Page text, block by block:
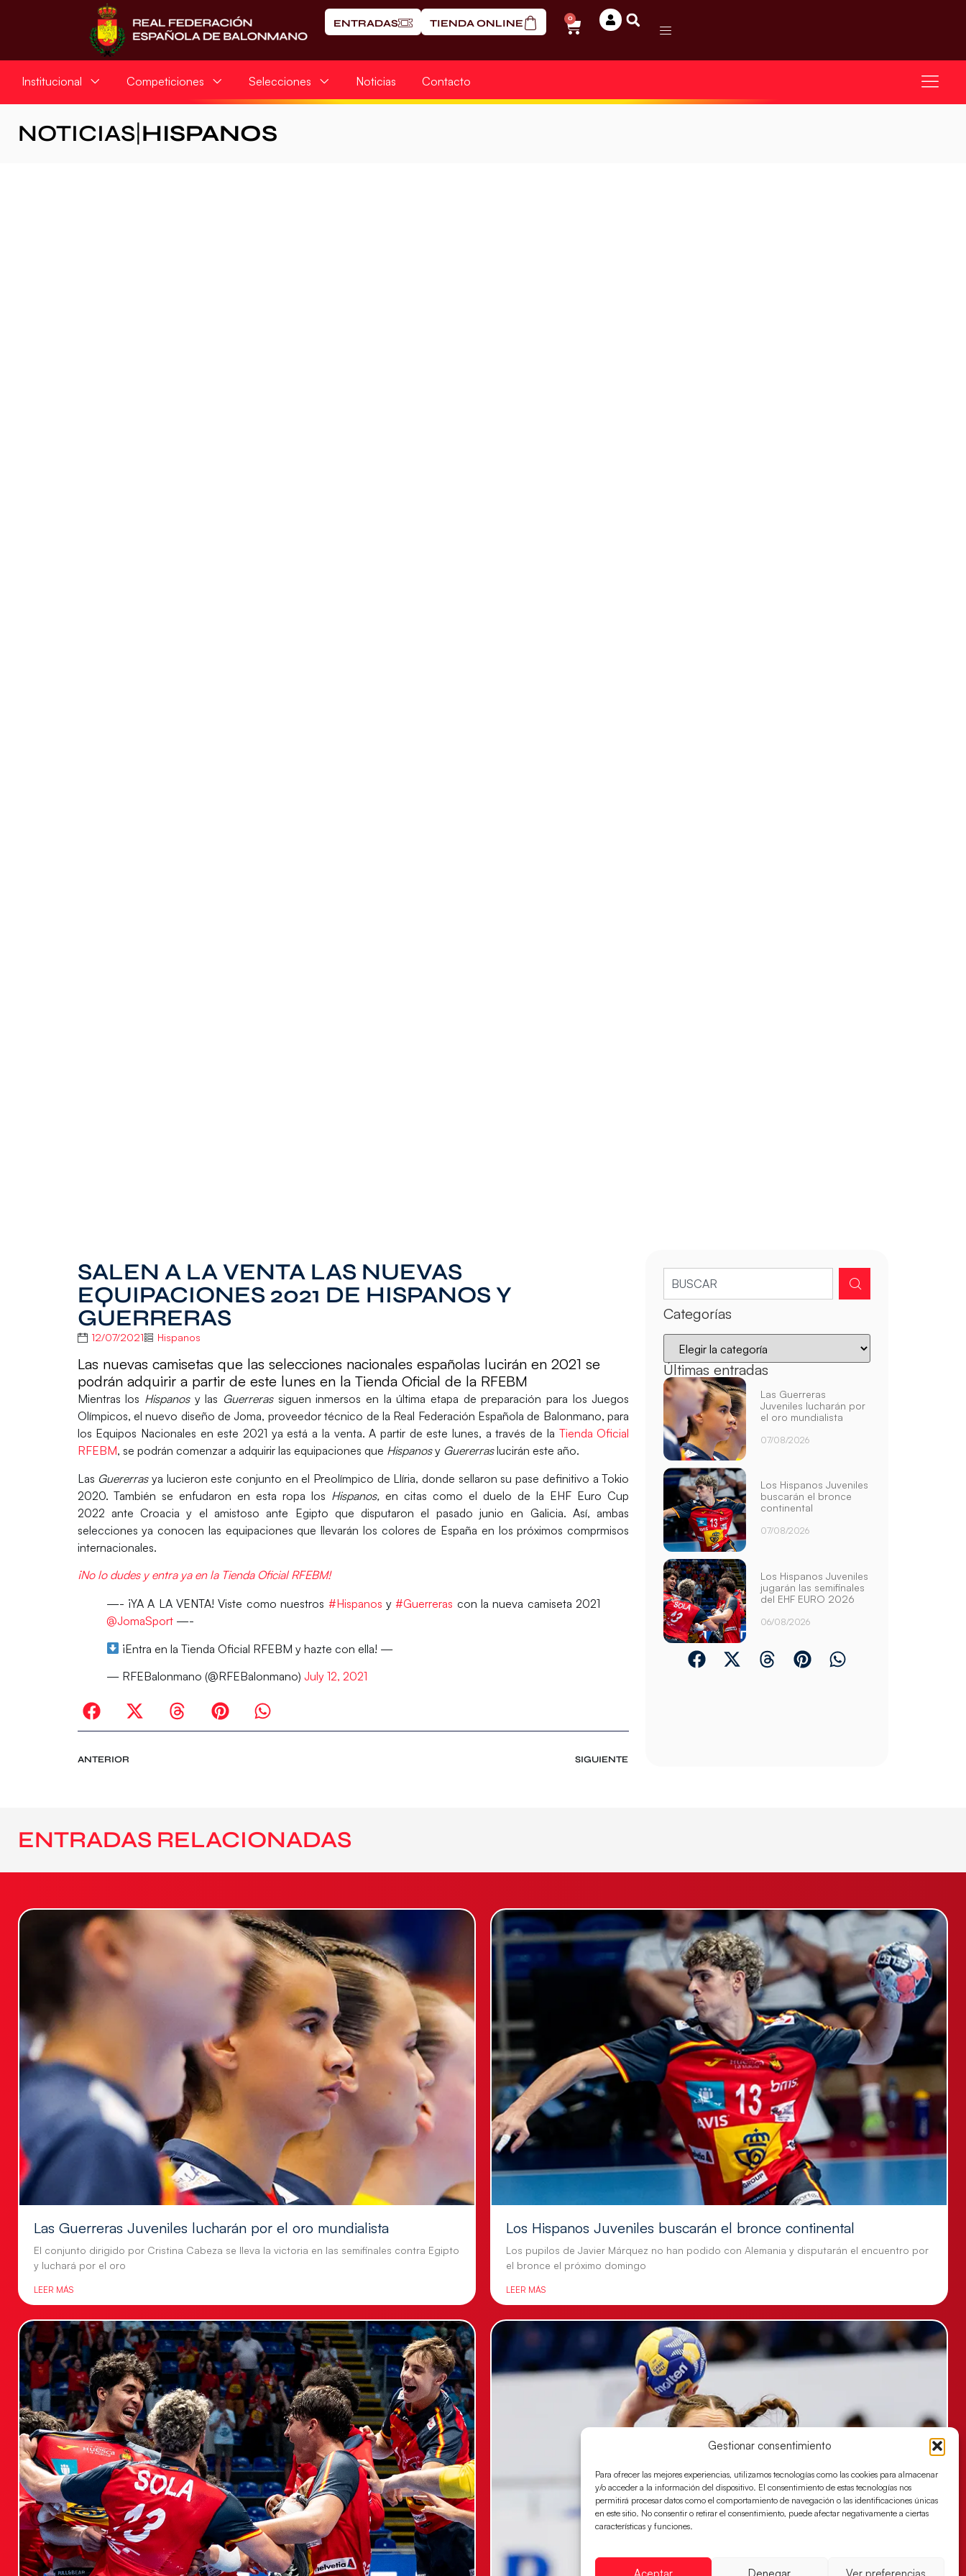
Gestionar consentimiento
Para ofrecer las mejores experiencias, utilizamos tecnologías como las cookies para almacenar
y/o acceder a la información del dispositivo. El consentimiento de estas tecnologías nos
permitirá procesar datos como el comportamiento de navegación o las identificaciones únicas
en este sitio. No consentir o retirar el consentimiento, puede afectar negativamente a ciertas
características y funciones.
Aceptar Denegar Ver preferencias
ENTRADAS TIENDA ONLINE 0
Institucional Competiciones Selecciones Noticias Contacto
NOTICIAS HISPANOS
SALEN A LA VENTA LAS NUEVAS
EQUIPACIONES 2021 DE HISPANOS Y
GUERRERAS
12/07/2021 Hispanos
Las nuevas camisetas que las selecciones nacionales españolas lucirán en 2021 se
podrán adquirir a partir de este lunes en la Tienda Oficial de la RFEBM
Mientras los Hispanos y las Guerreras siguen inmersos en la última etapa de preparación para los Juegos
Olímpicos, el nuevo diseño deJoma, proveedor técnico de la Real Federación Española de Balonmano, para
los Equipos Nacionales en este 2021 ya está a la venta.A partir de este lunes, a través de la Tienda Oficial
RFEBM, se podrán comenzar a adquirir las equipaciones que Hispanosy Guererraslucirán este año.
Las Guererras ya lucieron este conjunto en el Preolímpico de Llíria,donde sellaron su pase definitivo a Tokio
2020. También se enfudaron en esta ropa los Hispanos,en citas como el duelo de la EHF Euro Cup
2022 ante Croacia y el amistoso ante Egipto que disputaron el pasado junio en Galicia. Así, ambas
selecciones ya conocen las equipaciones que llevarán los colores de España en los próximos comprmisos
internacionales.
¡No lo dudes y entra ya en la Tienda Oficial RFEBM!
—- ¡YA A LA VENTA! Viste como nuestros #Hispanos y#Guerreras con la nueva camiseta 2021
@JomaSport—-
¡Entra en la Tienda Oficial RFEBM y hazte con ella! —
— RFEBalonmano (@RFEBalonmano) July 12, 2021
ANTERIOR SIGUIENTE
Categorías
Últimas entradas
Las Guerreras
Juveniles lucharán por
el oro mundialista
07/08/2026
Los Hispanos Juveniles
buscarán el bronce
continental
07/08/2026
Los Hispanos Juveniles
jugarán las semifinales
del EHF EURO 2026
06/08/2026
ENTRADAS RELACIONADAS
Las Guerreras Juveniles lucharán por el oro mundialista
El conjunto dirigido por Cristina Cabeza se lleva la victoria en las semifinales contra Egipto
y luchará por el oro
LEER MÁS
Los Hispanos Juveniles buscarán el bronce continental
Los pupilos de Javier Márquez no han podido con Alemania y disputarán el encuentro por
el bronce el próximo domingo
LEER MÁS